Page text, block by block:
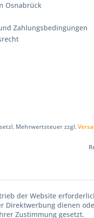
Osnabrück
Zahlungsbedingungen
Mehrwertsteuer zzgl.
der Website
Direktwerbung dienen
Zustimmung gesetzt.